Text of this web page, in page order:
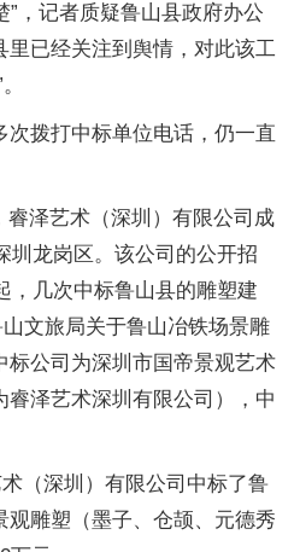
”，记者质疑鲁山县政府办公
里已经关注到舆情，对此该工
次拨打中标单位电话，仍一直
睿泽艺术（深圳）有限公司成
圳龙岗区。该公司的公开招
，几次中标鲁山县的雕塑建
文旅局关于鲁山冶铁场景雕
标公司为深圳市国帝景观艺术
泽艺术深圳有限公司），中
（深圳）有限公司中标了鲁
观雕塑（墨子、仓颉、元德秀